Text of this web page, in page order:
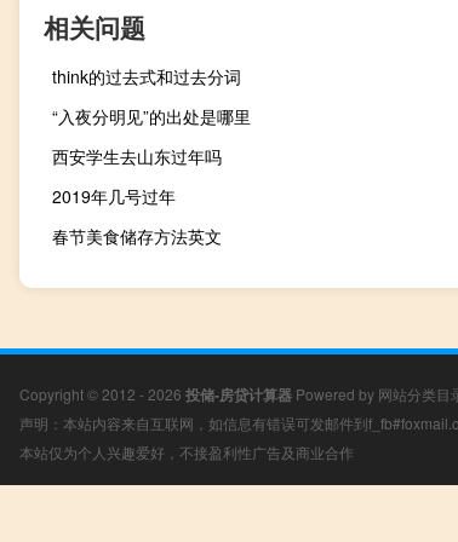
相关问题
think的过去式和过去分词
“入夜分明见”的出处是哪里
西安学生去山东过年吗
2019年几号过年
春节美食储存方法英文
Copyright © 2012 - 2026 投储-房贷计算器 Powered by 网站分类目
声明：本站内容来自互联网，如信息有错误可发邮件到
本站仅为个人兴趣爱好，不接盈利性广告及商业合作